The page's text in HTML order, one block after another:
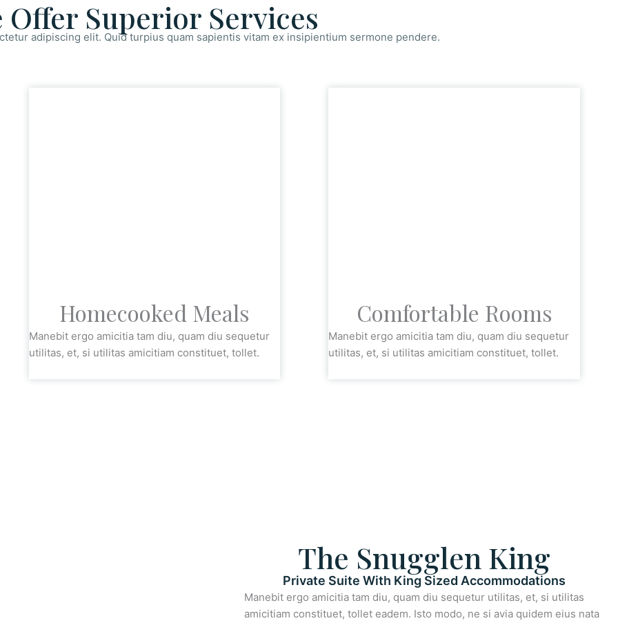
Offer Superior Services
adipiscing elit. Quid turpius quam sapientis vitam ex insipientium sermone pendere.
Homecooked Meals
Manebit ergo amicitia tam diu, quam diu sequetur
utilitas, et, si utilitas amicitiam constituet, tollet.
Comfortable Rooms
Manebit ergo amicitia tam diu, quam diu sequetur
utilitas, et, si utilitas amicitiam constituet, tollet.
The Snugglen King
Private Suite With King Sized Accommodations
Manebit ergo amicitia tam diu, quam diu sequetur utilitas, et, si utilitas
amicitiam constituet, tollet eadem. Isto modo, ne si avia quidem eius nata